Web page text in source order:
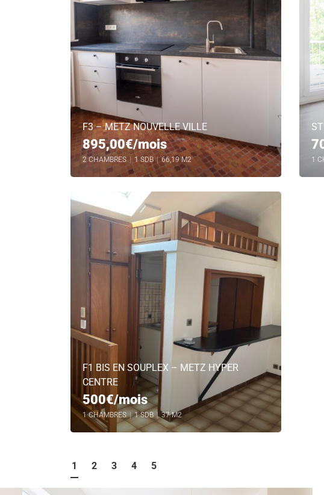
F3 – METZ NOUVELLE VILLE
895,00€/mois
2 CHAMBRES | 1 SDB | 66,19 M2 1
F1 BIS EN SOUPLEX – METZ HYPER
CENTRE
500€/mois
1 CHAMBRES | 1 SDB | 37 M2
1 2 3 4 5